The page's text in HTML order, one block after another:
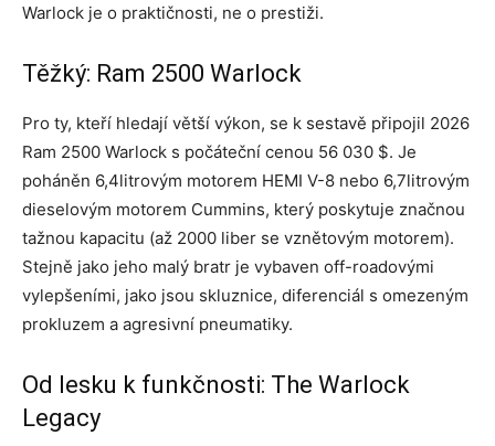
Warlock je o praktičnosti, ne o prestiži.
Těžký: Ram 2500 Warlock
Pro ty, kteří hledají větší výkon, se k sestavě připojil 2026
Ram 2500 Warlock s počáteční cenou 56 030 $. Je
poháněn 6,4litrovým motorem HEMI V-8 nebo 6,7litrovým
dieselovým motorem Cummins, který poskytuje značnou
tažnou kapacitu (až 2000 liber se vznětovým motorem).
Stejně jako jeho malý bratr je vybaven off-roadovými
vylepšeními, jako jsou skluznice, diferenciál s omezeným
prokluzem a agresivní pneumatiky.
Od lesku k funkčnosti: The Warlock
Legacy